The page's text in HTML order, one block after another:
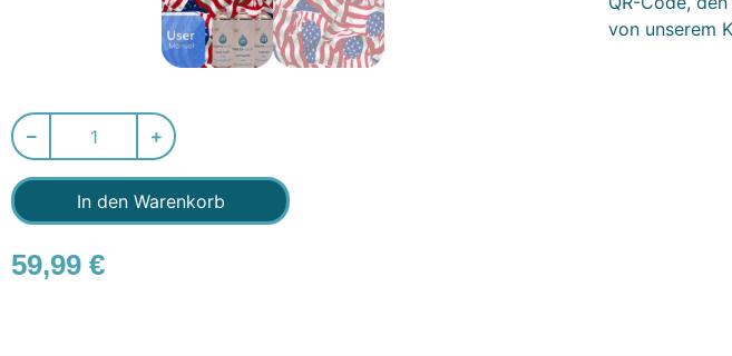
In den Warenkorb
59,99 €
von unserem